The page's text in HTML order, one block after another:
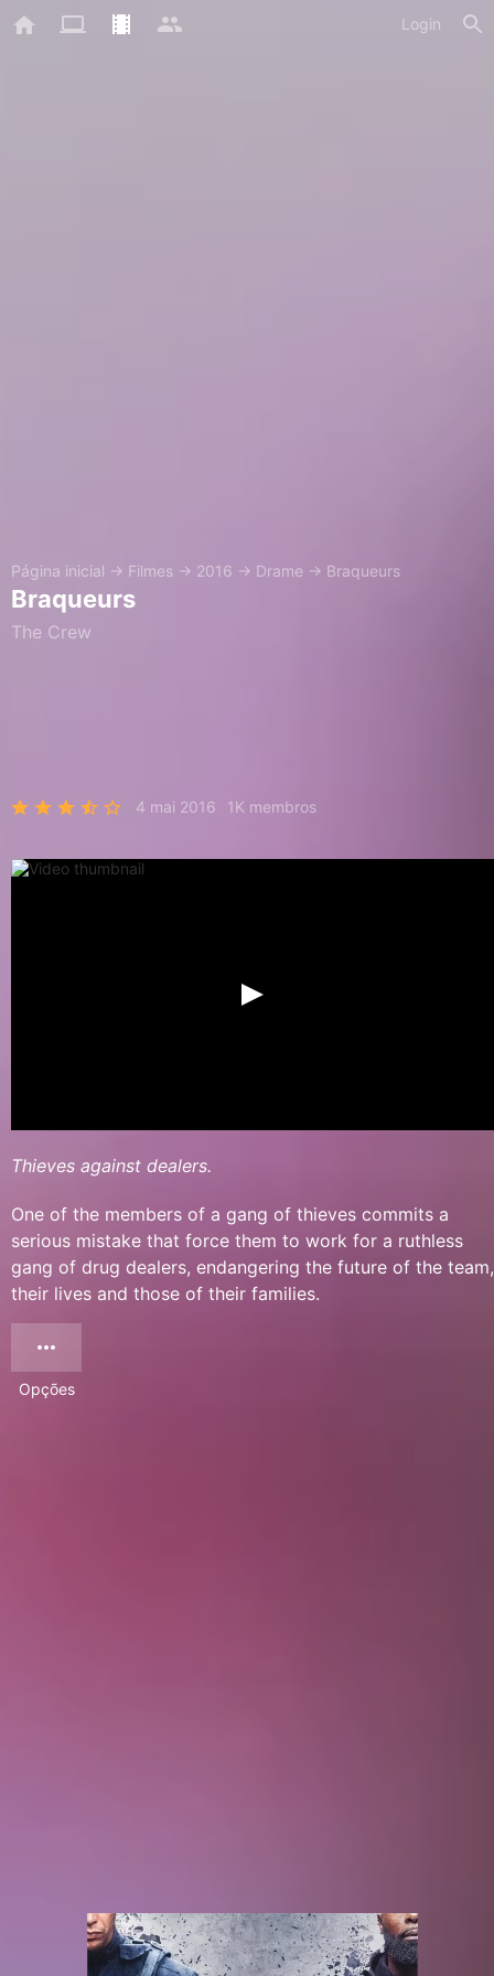
Login
Página inicial → Filmes → 2016 → Drame → Braqueurs
Braqueurs
The Crew
4 mai 2016 1K membros
Thieves against dealers.
One of the members of a gang of thieves commits a
serious mistake that force them to work for a ruthless
gang of drug dealers, endangering the future of the team,
their lives and those of their families.
Opções